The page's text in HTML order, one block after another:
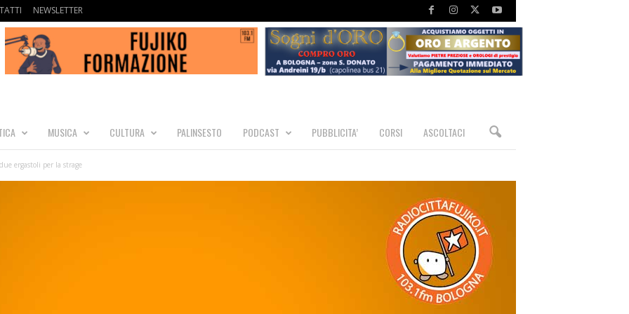
NEWSLETTER
MUSICA CULTURA PALINSESTO PODCAST PUBBLICITA’ CORSI ASCOLTACI
ergastoli per la strage